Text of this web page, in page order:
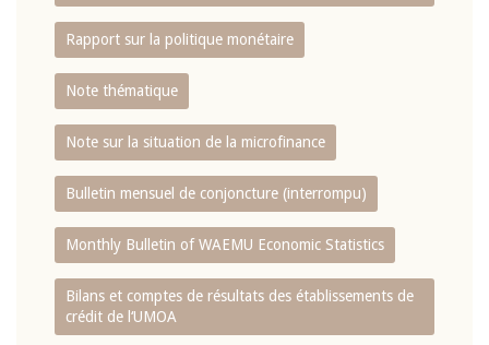
Rapport sur la politique monétaire
Note thématique
Note sur la situation de la microfinance
Bulletin mensuel de conjoncture (interrompu)
Monthly Bulletin of WAEMU Economic Statistics
Bilans et comptes de résultats des établissements de
crédit de l‘UMOA